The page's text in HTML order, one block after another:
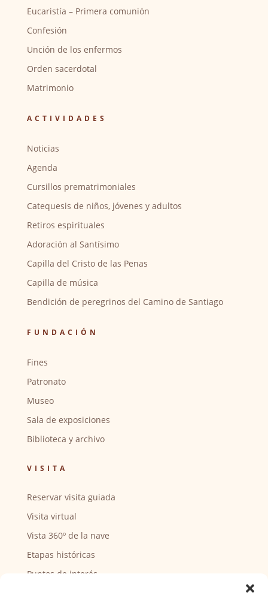
Eucaristía – Primera comunión
Confesión
Unción de los enfermos
Orden sacerdotal
Matrimonio
ACTIVIDADES
Noticias
Agenda
Cursillos prematrimoniales
Catequesis de niños, jóvenes y adultos
Retiros espirituales
Adoración al Santísimo
Capilla del Cristo de las Penas
Capilla de música
Bendición de peregrinos del Camino de Santiago
FUNDACIÓN
Fines
Patronato
Museo
Sala de exposiciones
Biblioteca y archivo
VISITA
Reservar visita guiada
Visita virtual
Vista 360º de la nave
Etapas históricas
Puntos de interés